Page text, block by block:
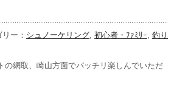
ー： シュノーケリング, 初心者・ﾌｧﾐﾘｰ, 釣り
網取、崎山方面でバッチリ楽しんでいただ